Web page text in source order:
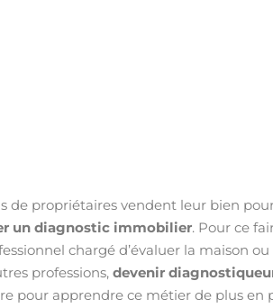
de propriétaires vendent leur bien
un diagnostic immobilier. Pour ce
chargé d’évaluer la maison ou
professions, devenir
pour apprendre ce métier de plus en